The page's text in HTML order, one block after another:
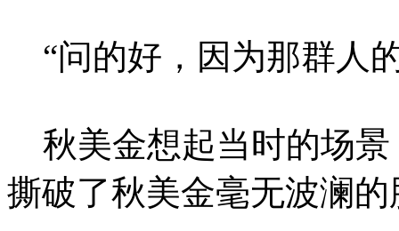
“问的好，因为那群人
秋美金想起当时的场景
撕破了秋美金毫无波澜的